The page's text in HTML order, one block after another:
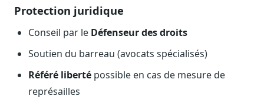
Protection juridique
Conseil par le Défenseur des droits
Soutien du barreau (avocats spécialisés)
Référé liberté possible en cas de mesure de
représailles